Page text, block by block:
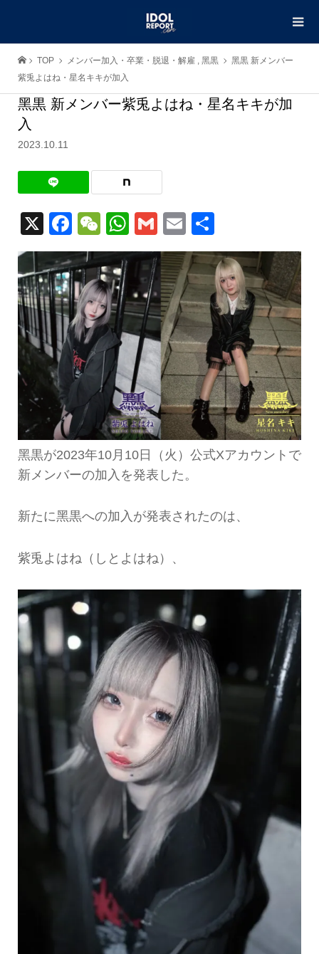
TOP メンバー加入・卒業・脱退・解雇 , 黑黒
黑黒 新メンバー
紫兎よはね・星名キキが加入
黑黒 新メンバー紫兎よはね・星名キキが加
入
2023.10.11
X Facebook
WeChat
WhatsApp
GmailEmail
有
黑黒が2023年10月10日（火）公式Xアカウントで
新メンバーの加入を発表した。
新たに黑黒への加入が発表されたのは、
紫兎よはね（しとよはね）、